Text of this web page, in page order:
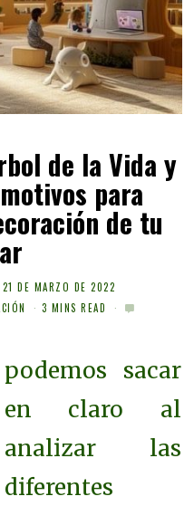
de la Vida y
para
de tu
21 DE MARZO DE 2022
3 MINS READ
podemos sacar
en claro al
analizar las
diferentes